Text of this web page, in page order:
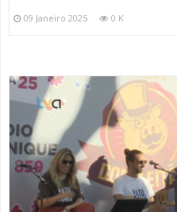
09 Janeiro 2025 0 K